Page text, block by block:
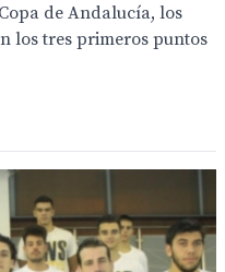
de Andalucía, los
los tres primeros puntos